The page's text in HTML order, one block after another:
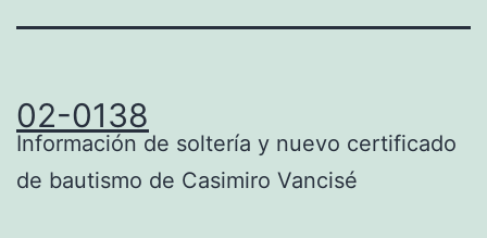
02-0138
Información de soltería y nuevo certificado
de bautismo de Casimiro Vancisé